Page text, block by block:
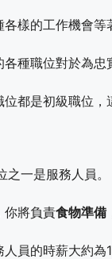
樣的工作機會等
種職位對於為忠
都是初級職位，
之一是服務人員。
你將負責食物準備
員的時薪大約為